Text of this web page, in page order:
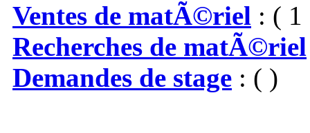
Ventes de matÃ©riel : ( 1
Recherches de matÃ©riel
Demandes de stage : ( )